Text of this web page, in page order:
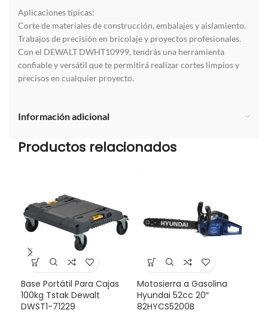
Aplicaciones típicas:
Corte de materiales de construcción, embalajes y aislamiento.
Trabajos de precisión en bricolaje y proyectos profesionales.
Con el DEWALT DWHT10999, tendrás una herramienta
confiable y versátil que te permitirá realizar cortes limpios y
precisos en cualquier proyecto.
Información adicional
Productos relacionados
Base Portátil Para Cajas
100kg Tstak Dewalt
DWST1-71229
Motosierra a Gasolina
Hyundai 52cc 20″
82HYCS5200B